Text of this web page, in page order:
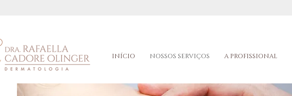
INÍCIO NOSSOS SERVIÇOS A PROFISSIONAL